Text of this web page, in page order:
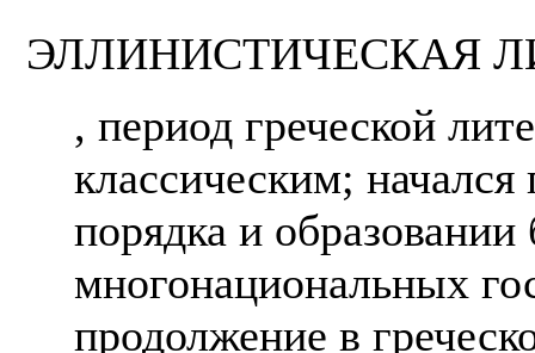
ЭЛЛИНИСТИЧЕСКАЯ
, период греческой
классическим;
порядка и
многонациональных
продолжение в